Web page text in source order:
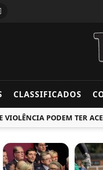
CLASSIFICADOS
PODEM TER